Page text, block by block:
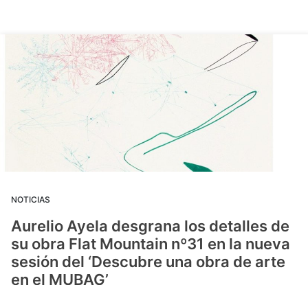
NOTICIAS
Aurelio Ayela desgrana los detalles de
su obra Flat Mountain nº31 en la nueva
sesión del ‘Descubre una obra de arte
en el MUBAG’